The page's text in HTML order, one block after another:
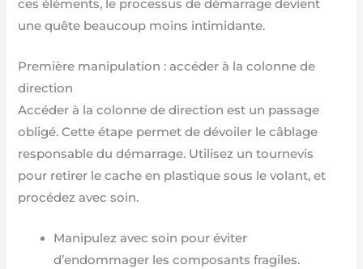
ces éléments, le processus de démarrage devient
une quête beaucoup moins intimidante.
Première manipulation : accéder à la colonne de
direction
Accéder à la colonne de direction est un passage
obligé. Cette étape permet de dévoiler le câblage
responsable du démarrage. Utilisez un tournevis
pour retirer le cache en plastique sous le volant, et
procédez avec soin.
Manipulez avec soin pour éviter
d’endommager les composants fragiles.